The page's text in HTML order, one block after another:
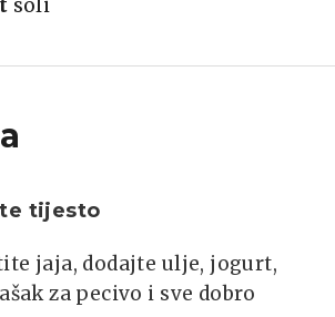
soli
tijesto
jaja, dodajte ulje, jogurt,
za pecivo i sve dobro